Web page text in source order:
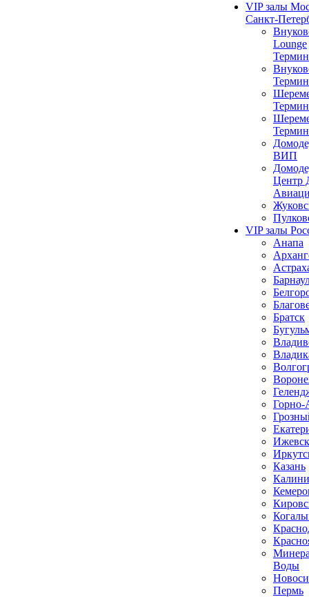
VIP залы
Санкт-
Lounge
ВИП
Центр
VIP залы
Анапа
Братск
Горно-
Ижевск
Казань
Воды
Пермь